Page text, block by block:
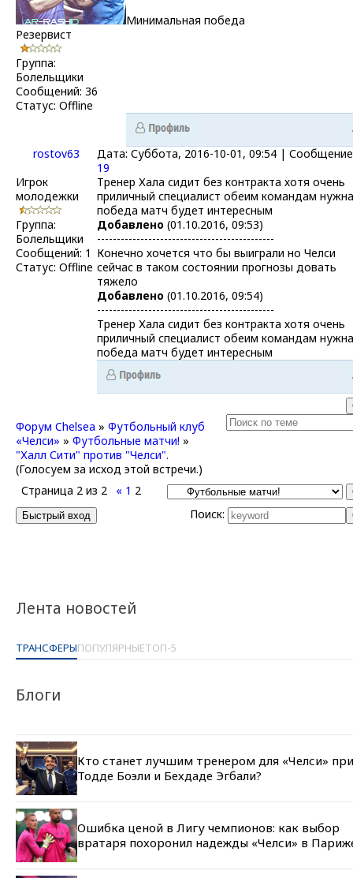
Лента новостей
ТРАНСФЕРЫПОПУЛЯРНЫЕТОП-5
Блоги
Кто станет лучшим тренером для «Челси» при
Тодде Боэли и Бехдаде Эгбали?
Ошибка ценой в Лигу чемпионов: как выбор
вратаря похоронил надежды «Челси» в
Резервист
Группа:
Болельщики
Сообщений: 36
Статус: Offline
Минимальная победа
rostov63
Дата: Суббота, 2016-10-01, 09:54 |
19
Игрок
молодежки
Группа:
Болельщики
Сообщений: 1
Статус: Offline
Тренер Хала сидит без контракта хотя очень
приличный специалист обеим командам нужна
победа матч будет интересным
Добавлено (01.10.2016, 09:53)
---------------------------------------------
Конечно хочется что бы выиграли но Челси
сейчас в таком состоянии прогнозы довать
тяжело
Добавлено (01.10.2016, 09:54)
---------------------------------------------
Тренер Хала сидит без контракта хотя очень
приличный специалист обеим командам нужна
победа матч будет интересным
Форум Chelsea » Футбольный клуб
«Челси» » Футбольные матчи! »
"Халл Сити" против "Челси".
(Голосуем за исход этой встречи.)
Страница 2 из 2 « 1 2
Поиск: